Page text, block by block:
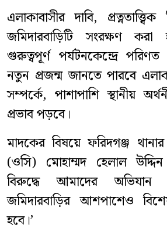
এলাকাবাসীর দাবি,
জমিদারবাড়িটি সংরক্ষণ
গুরুত্বপূর্ণ পর্যটনকেন্দ্রে
নতুন প্রজন্ম জানতে পারবে
সম্পর্কে, পাশাপাশি স্থানীয়
প্রভাব পড়বে।
মাদকের বিষয়ে ফরিদগঞ্জ থানার
(ওসি) মোহাম্মদ হেলাল
বিরুদ্ধে আমাদের অভিযান
জমিদারবাড়ির আশপাশেও
হবে।’